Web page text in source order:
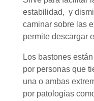
estabilidad, y
caminar sobre las
permite descargar
Los bastones
por personas que
una o ambas
por patologías